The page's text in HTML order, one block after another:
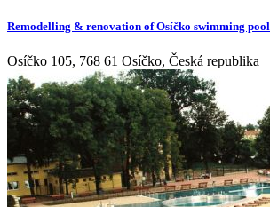
Remodelling & renovation of Osíčko swimming pool
Osíčko 105, 768 61 Osíčko, Česká republika